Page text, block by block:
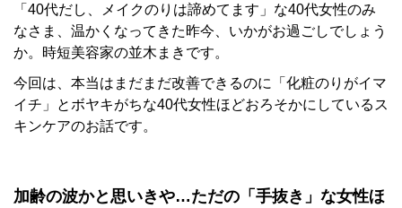
「40代だし、メイクのりは諦めてます」な40代女性のみ
なさま、温かくなってきた昨今、いかがお過ごしでしょう
か。時短美容家の並木まきです。
今回は、本当はまだまだ改善できるのに「化粧のりがイマ
イチ」とボヤキがちな40代女性ほどおろそかにしているス
キンケアのお話です。
加齢の波かと思いきや…ただの「手抜き」な女性ほ